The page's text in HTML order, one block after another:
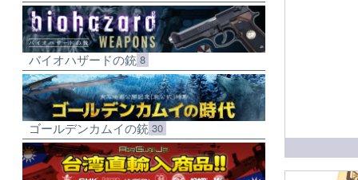
バイオハザードの銃 8
ゴールデンカムイの銃 30